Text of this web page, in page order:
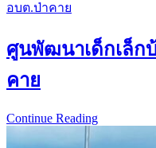
ภู
ศูนพัฒนาเด็กเล็ก
คาย
Continue Readingศู
นพัฒ